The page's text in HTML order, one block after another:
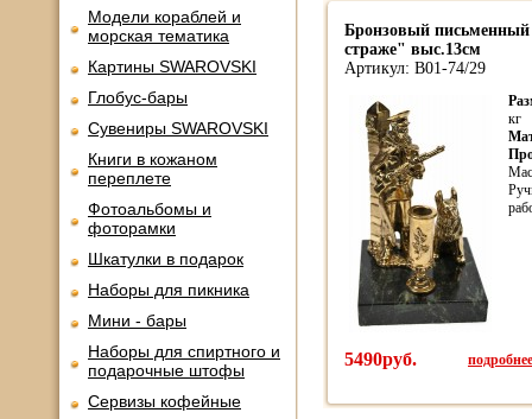
Модели кораблей и
морская тематика
Картины SWAROVSKI
Глобус-бары
Сувениры SWAROVSKI
Книги в кожаном
переплете
Фотоальбомы и
фоторамки
Шкатулки в подарок
Наборы для пикника
Мини - бары
Наборы для спиртного и
подарочные штофы
Сервизы кофейные
Бронзовый
страже" выс.13см
Артикул: В01-74/29
кг
5490руб.